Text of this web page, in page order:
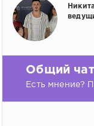
Общий чат
Есть мнение?